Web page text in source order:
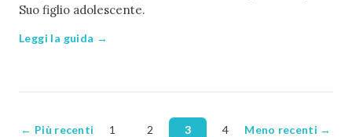
Suo figlio adolescente.
Leggi la guida →
← Più recenti 1 2 3 4 Meno recenti →